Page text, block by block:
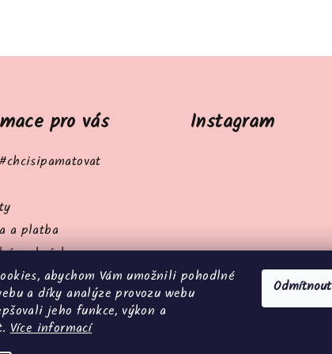
abychom Vám umožnili pohodlné
a díky analýze provozu webu
jeho funkce, výkon a
Více informací
Odmítnout
pro vás
a platba
podmínky
ochrany osobních údajů
webu
Instagram